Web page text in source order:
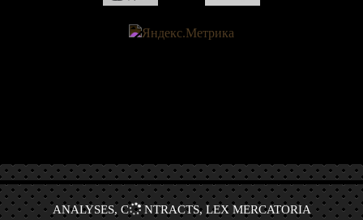
ANALYSES, C
NTRACTS, LEX MERCATORIA